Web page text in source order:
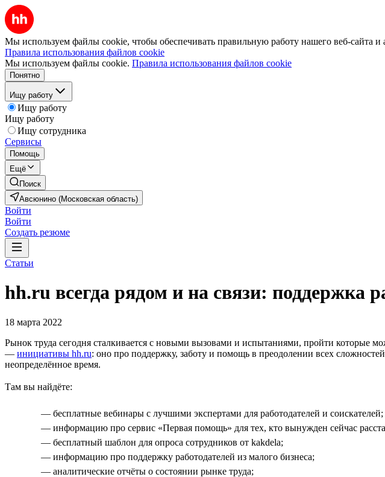
Мы используем файлы cookie, чтобы обеспечивать правильную работу нашего веб-сайта и
Правила использования файлов cookie
Мы используем файлы cookie. Правила использования файлов cookie
Понятно
Ищу работу
Ищу работу
Ищу работу
Ищу сотрудника
Сервисы
Помощь
Ещё
Поиск
Авсюнино (Московская область)
Войти
Войти
Создать резюме
Статьи
hh.ru всегда рядом и на связи: поддержка
18 марта 2022
Рынок труда сегодня сталкивается с новыми вызовами и испытаниями, пройти которые
— инициативы hh.ru: оно про поддержку, заботу и помощь в преодолении всех
неопределённое время.
Там вы найдёте:
— бесплатные вебинары с лучшими экспертами для работодателей и соискателей;
— информацию про сервис «Первая помощь» для тех, кто вынужден сейчас
— бесплатный шаблон для опроса сотрудников от kakdela;
— информацию про поддержку работодателей из малого бизнеса;
— аналитические отчёты о состоянии рынке труда;